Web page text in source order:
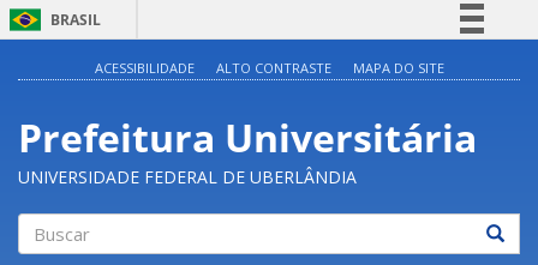
BRASIL
Participe
Acesso à informação
ACESSIBILIDADE ALTO CONTRASTE MAPA DO SITE
Prefeitura Universitária
UNIVERSIDADE FEDERAL DE UBERLÂNDIA